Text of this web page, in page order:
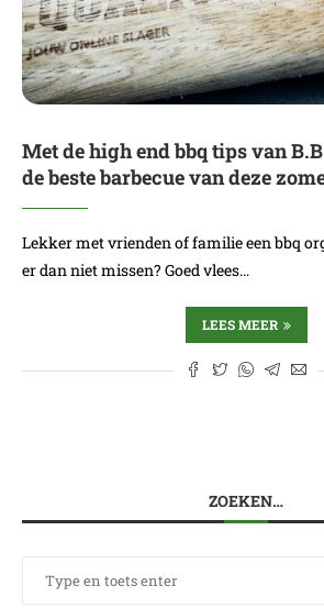
Met de high end bbq tips van
de beste barbecue van deze
Lekker met vrienden of familie een bbq
er dan niet missen? Goed vlees…
LEES MEER
ZOEKEN…